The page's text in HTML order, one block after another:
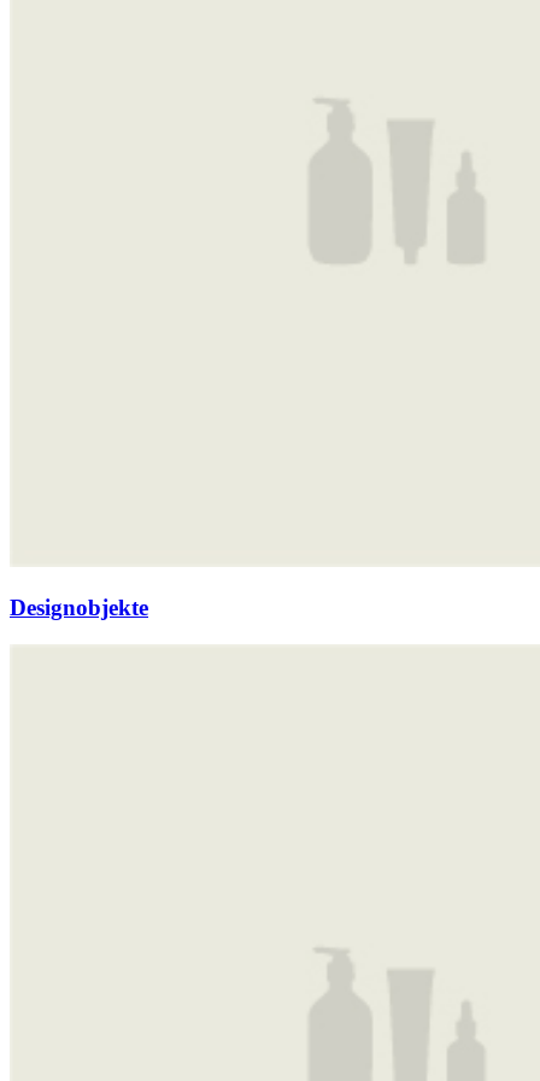
Designobjekte